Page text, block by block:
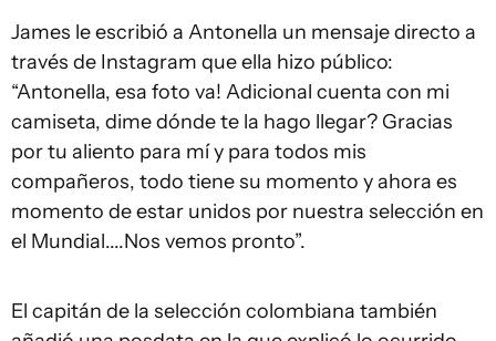
James le escribió a Antonella un mensaje directo a
través de Instagram que ella hizo público:
“Antonella, esa foto va! Adicional cuenta con mi
camiseta, dime dónde te la hago llegar? Gracias
por tu aliento para mí y para todos mis
compañeros, todo tiene su momento y ahora es
momento de estar unidos por nuestra selección en
el Mundial....Nos vemos pronto”.
El capitán de la selección colombiana también